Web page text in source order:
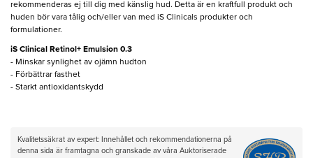
rekommenderas ej till dig med känslig hud. Detta är en kraftfull produkt och
huden bör vara tålig och/eller van med iS Clinicals produkter och
formulationer.
iS Clinical Retinol+ Emulsion 0.3
- Minskar synlighet av ojämn hudton
- Förbättrar fasthet
- Starkt antioxidantskydd
Kvalitetssäkrat av expert: Innehållet och rekommendationerna på
denna sida är framtagna och granskade av våra Auktoriserade